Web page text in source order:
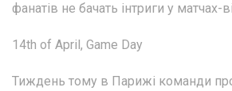
фанатів не бачать інтриги у матчах-
14th of April, Game Day
Тиждень тому в Парижі команди